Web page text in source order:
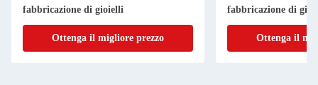
fabbricazione di gioielli
Ottenga il migliore prezzo
fabbricazione di
Ottenga il